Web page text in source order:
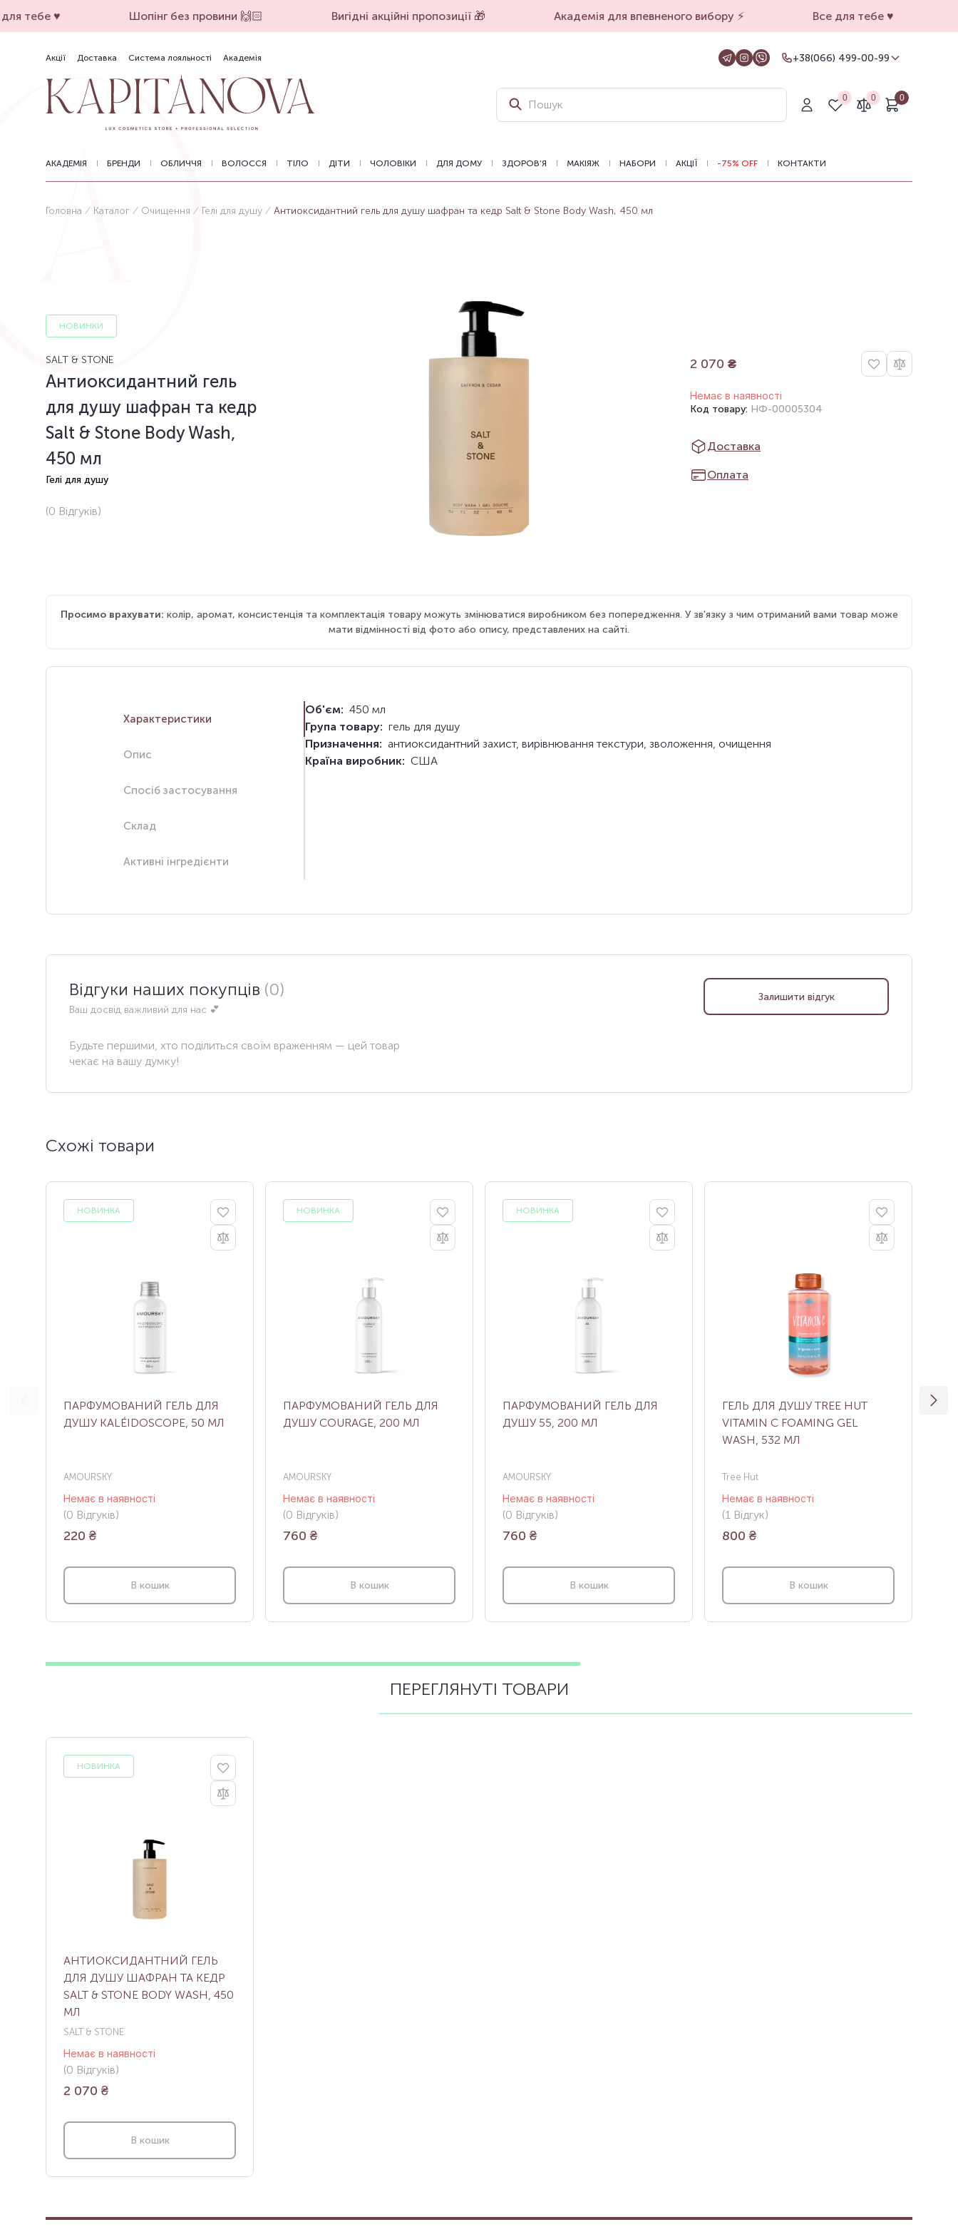
тебе ♥️ Шопінг без провини 🙌🏻 Вигідні акційні пропозиції 🎁 Академія для впевненого вибору ⚡️ Все для тебе ♥️
Акції Доставка Система лояльності Академія
+38(066) 499-00-99
Для замовлень на сайті
+38(099) 069-90-00
Магазин Харків
Оформлення замовлень на сайті
0 0 0
АКАДЕМІЯ БРЕНДИ ОБЛИЧЧЯ ВОЛОССЯ ТІЛО ДІТИ ЧОЛОВІКИ ДЛЯ ДОМУ ЗДОРОВ'Я МАКІЯЖ НАБОРИ АКЦІЇ -75% OFF КОНТАКТИ
Головна Каталог Очищення Гелі для душу Антиоксидантний гель для душу шафран та кедр Salt & Stone Body Wash, 450 мл
НОВИНКИ
SALT & STONE
Антиоксидантний гель
для душу шафран та кедр
Salt & Stone Body Wash,
450 мл
Гелі для душу
(0 Відгуків)
2 070 ₴
Немає в наявності
Код товару: НФ-00005304
Доставка
Оплата
Просимо врахувати: колір, аромат, консистенція та комплектація товару можуть змінюватися виробником без попередження. У зв'язку з чим отриманий вами товар може
мати відмінності від фото або опису, представлених на сайті.
Характеристики
Опис
Спосіб застосування
Склад
Активні інгредієнти
Об'єм: 450 мл
Група товару: гель для душу
Призначення: антиоксидантний захист, вирівнювання текстури, зволоження, очищення
Країна виробник: США
Відгуки наших покупців (0)
Ваш досвід важливий для нас 💕
Залишити відгук
Будьте першими, хто поділиться своїм враженням — цей товар
чекає на вашу думку!
Схожі товари
НОВИНКА
ПАРФУМОВАНИЙ ГЕЛЬ ДЛЯ
ДУШУ KALÉIDOSCOPE, 50 МЛ
AMOURSKY
Немає в наявності
(0 Відгуків)
220 ₴
В кошик
НОВИНКА
ПАРФУМОВАНИЙ ГЕЛЬ ДЛЯ
ДУШУ COURAGE, 200 МЛ
AMOURSKY
Немає в наявності
(0 Відгуків)
760 ₴
В кошик
НОВИНКА
ПАРФУМОВАНИЙ ГЕЛЬ ДЛЯ
ДУШУ 55, 200 МЛ
AMOURSKY
Немає в наявності
(0 Відгуків)
760 ₴
В кошик
ГЕЛЬ ДЛЯ ДУШУ TREE HUT
VITAMIN C FOAMING GEL
WASH, 532 МЛ
Tree Hut
Немає в наявності
(1 Відгук)
800 ₴
В кошик
ПЕРЕГЛЯНУТІ ТОВАРИ
НОВИНКА
АНТИОКСИДАНТНИЙ ГЕЛЬ
ДЛЯ ДУШУ ШАФРАН ТА КЕДР
SALT & STONE BODY WASH, 450
МЛ
SALT & STONE
Немає в наявності
(0 Відгуків)
2 070 ₴
В кошик